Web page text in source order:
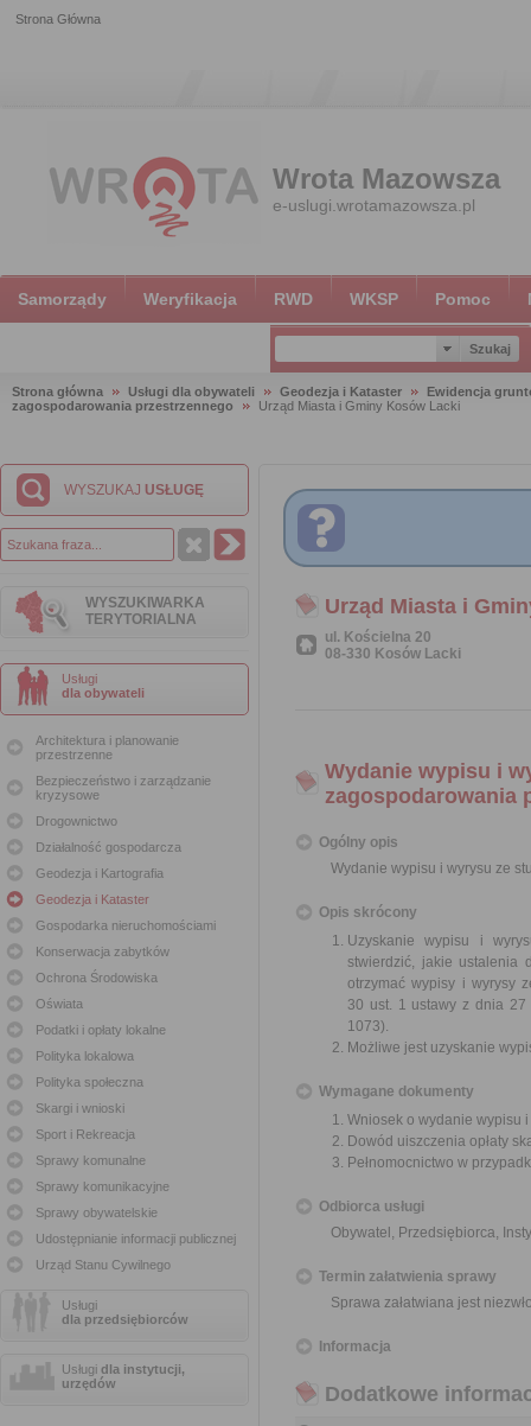
Strona Główna
Wrota Mazowsza
e-uslugi.wrotamazowsza.pl
Samorządy Weryfikacja RWD WKSP Pomoc
Strona główna Usługi dla obywateli Geodezja i Kataster
Ewidencja
zagospodarowania przestrzennego
Urząd Miasta i Gminy Kosów Lacki
WYSZUKAJ USŁUGĘ
WYSZUKIWARKA
TERYTORIALNA
Usługi
dla obywateli
Architektura i planowanie
przestrzenne
Bezpieczeństwo i zarządzanie
kryzysowe
Drogownictwo
Działalność gospodarcza
Geodezja i Kartografia
Geodezja i Kataster
Gospodarka nieruchomościami
Konserwacja zabytków
Ochrona Środowiska
Oświata
Podatki i opłaty lokalne
Polityka lokalowa
Polityka społeczna
Skargi i wnioski
Sport i Rekreacja
Sprawy komunalne
Sprawy komunikacyjne
Sprawy obywatelskie
Udostępnianie informacji publicznej
Urząd Stanu Cywilnego
Usługi
dla przedsiębiorców
Usługi dla instytucji,
urzędów
Urząd Miasta i
ul. Kościelna 20
08-330 Kosów Lacki
Wydanie wypisu i
zagospodarowania
Ogólny opis
Wydanie wypisu i wyrysu ze
Opis skrócony
Uzyskanie wypisu i
stwierdzić, jakie ustalenia
otrzymać wypisy i wyrysy
30 ust. 1 ustawy z dnia 27
1073).
Możliwe jest uzyskanie
Wymagane dokumenty
Wniosek o wydanie wypisu
Dowód uiszczenia opłaty
Pełnomocnictwo w
Odbiorca usługi
Obywatel, Przedsiębiorca,
Termin załatwienia sprawy
Sprawa załatwiana jest
Informacja
Dodatkowe